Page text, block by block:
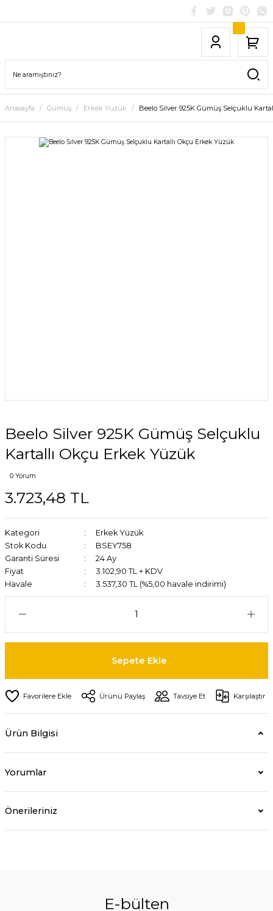
Anasayfa Gümüş Erkek Yüzük Beelo Silver 925K Gümüş Selçuklu
Beelo Silver 925K Gümüş Selçuklu
Kartallı Okçu Erkek Yüzük
0 Yorum
3.723,48 TL
Kategori
Erkek Yüzük
Stok Kodu
BSEY758
Garanti Süresi
24 Ay
Fiyat
3.102,90 TL + KDV
Havale
3.537,30 TL (%5,00 havale indirimi)
Sepete Ekle
Ürünü Paylaş Tavsiye Et Karşılaştır
Ürün Bilgisi
Yorumlar
Önerileriniz
E-bülten